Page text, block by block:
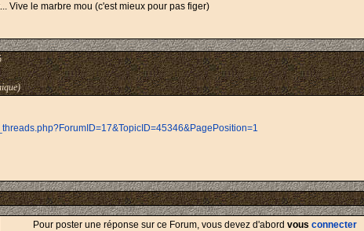
Vive le marbre mou (c'est mieux pour pas figer)
Pour poster une réponse sur ce Forum, vous devez d'abord vous connecter